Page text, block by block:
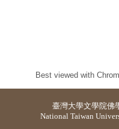
Best viewed with
臺灣大學文學院佛
National Taiwan